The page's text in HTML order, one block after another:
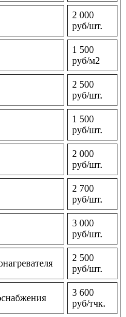
2 000
руб/шт.
1 500
руб/м2
2 500
руб/шт.
1 500
руб/шт.
2 000
руб/шт.
2 700
руб/шт.
3 000
руб/шт.
2 500
руб/шт.
3 600
руб/тчк.